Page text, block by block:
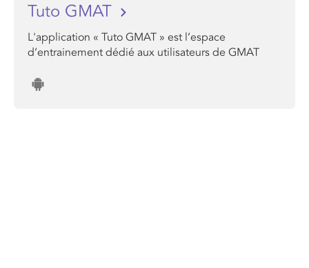
Tuto GMAT
L'application « Tuto GMAT » est l’espace
d’entrainement dédié aux utilisateurs de GMAT